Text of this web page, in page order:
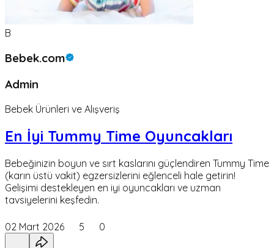
B
Bebek.com
Admin
Bebek Ürünleri ve Alışveriş
En İyi Tummy Time Oyuncakları
Bebeğinizin boyun ve sırt kaslarını güçlendiren Tummy Time
(karın üstü vakit) egzersizlerini eğlenceli hale getirin!
Gelişimi destekleyen en iyi oyuncakları ve uzman
tavsiyelerini keşfedin.
02 Mart 2026 5 0